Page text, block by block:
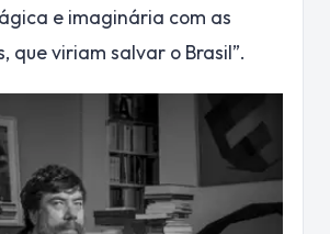
e imaginária com as
que viriam salvar o Brasil”.